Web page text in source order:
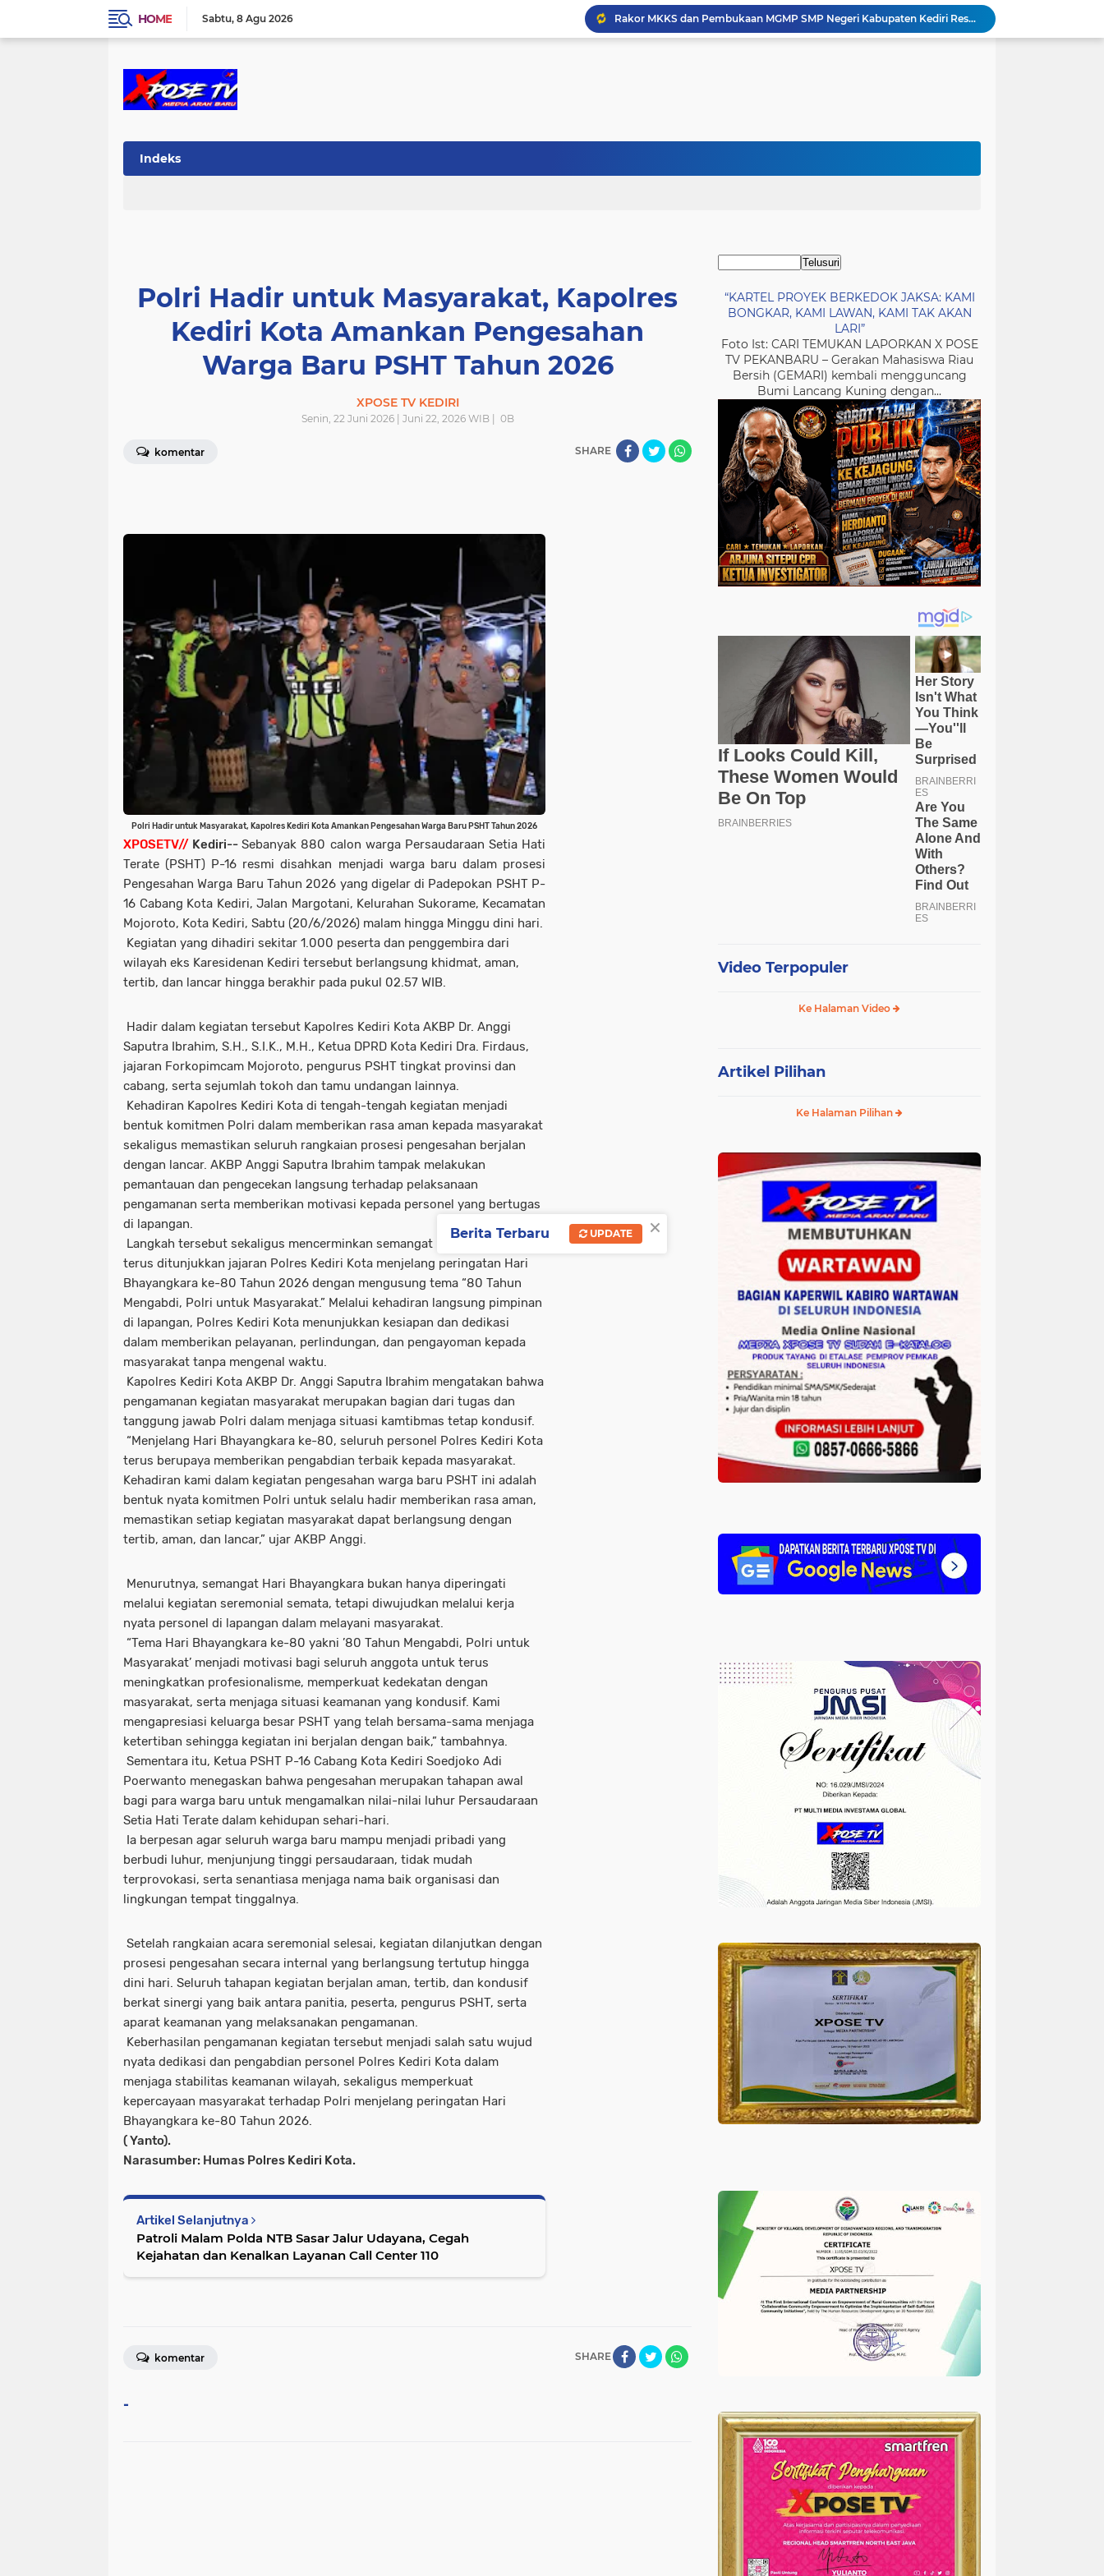
HOME Sabtu 8 Agu 2026
Kapolsek Bongomeme, Ipda Irvan Uwata, menghadiri rapat Badan Permusyawaratan Desa (BPD) Dungaliyo, Kabupaten Gorontalo, Jumat (7/8/2026).
Kasus Laporan Owner AA Konveksi Berlanjut, Kuasa Hukum LNET ID Optimistis Penyidikan Segera Masuk Tahap Berikutnya
Polsek Buduran Gelar Lomba Tradisional Pererat Soliditas Personel Dalam Semarak HUT Kemerdekaan RI ke-81
Indeks
Polri Hadir untuk Masyarakat, Kapolres
Kediri Kota Amankan Pengesahan
Warga Baru PSHT Tahun 2026
XPOSE TV KEDIRI
Senin, 22 Juni 2026 | Juni 22, 2026 WIB | 0B
komentar SHARE
Polri Hadir untuk Masyarakat, Kapolres Kediri Kota Amankan Pengesahan Warga Baru PSHT Tahun 2026
XPOSETV// Kediri--Sebanyak 880 calon warga Persaudaraan Setia Hati
Terate (PSHT) P-16 resmi disahkan menjadi warga baru dalam prosesi
Pengesahan Warga Baru Tahun 2026 yang digelar di Padepokan PSHT P-
16 Cabang Kota Kediri, Jalan Margotani, Kelurahan Sukorame, Kecamatan
Mojoroto, Kota Kediri, Sabtu (20/6/2026) malam hingga Minggu dini hari.
Kegiatan yang dihadiri sekitar 1.000 peserta dan penggembira dari
wilayah eks Karesidenan Kediri tersebut berlangsung khidmat, aman,
tertib, dan lancar hingga berakhir pada pukul 02.57 WIB.
Hadir dalam kegiatan tersebut Kapolres Kediri Kota AKBP Dr. Anggi
Saputra Ibrahim, S.H., S.I.K., M.H., Ketua DPRD Kota Kediri Dra. Firdaus,
jajaran Forkopimcam Mojoroto, pengurus PSHT tingkat provinsi dan
cabang, serta sejumlah tokoh dan tamu undangan lainnya.
Kehadiran Kapolres Kediri Kota di tengah-tengah kegiatan menjadi
bentuk komitmen Polri dalam memberikan rasa aman kepada masyarakat
sekaligus memastikan seluruh rangkaian prosesi pengesahan berjalan
dengan lancar. AKBP Anggi Saputra Ibrahim tampak melakukan
pemantauan dan pengecekan langsung terhadap pelaksanaan
pengamanan serta memberikan motivasi kepada personel yang bertugas
di lapangan.
Langkah tersebut sekaligus mencerminkan semangat pengabdian yang
terus ditunjukkan jajaran Polres Kediri Kota menjelang peringatan Hari
Bhayangkara ke-80 Tahun 2026 dengan mengusung tema “80 Tahun
Mengabdi, Polri untuk Masyarakat.” Melalui kehadiran langsung pimpinan
di lapangan, Polres Kediri Kota menunjukkan kesiapan dan dedikasi
dalam memberikan pelayanan, perlindungan, dan pengayoman kepada
masyarakat tanpa mengenal waktu.
Kapolres Kediri Kota AKBP Dr. Anggi Saputra Ibrahim mengatakan bahwa
pengamanan kegiatan masyarakat merupakan bagian dari tugas dan
tanggung jawab Polri dalam menjaga situasi kamtibmas tetap kondusif.
“Menjelang Hari Bhayangkara ke-80, seluruh personel Polres Kediri Kota
terus berupaya memberikan pengabdian terbaik kepada masyarakat.
Kehadiran kami dalam kegiatan pengesahan warga baru PSHT ini adalah
bentuk nyata komitmen Polri untuk selalu hadir memberikan rasa aman,
memastikan setiap kegiatan masyarakat dapat berlangsung dengan
tertib, aman, dan lancar,” ujar AKBP Anggi.
Menurutnya, semangat Hari Bhayangkara bukan hanya diperingati
melalui kegiatan seremonial semata, tetapi diwujudkan melalui kerja
nyata personel di lapangan dalam melayani masyarakat.
“Tema Hari Bhayangkara ke-80 yakni ’80 Tahun Mengabdi, Polri untuk
Masyarakat’ menjadi motivasi bagi seluruh anggota untuk terus
meningkatkan profesionalisme, memperkuat kedekatan dengan
masyarakat, serta menjaga situasi keamanan yang kondusif. Kami
mengapresiasi keluarga besar PSHT yang telah bersama-sama menjaga
ketertiban sehingga kegiatan ini berjalan dengan baik,” tambahnya.
Sementara itu, Ketua PSHT P-16 Cabang Kota Kediri Soedjoko Adi
Poerwanto menegaskan bahwa pengesahan merupakan tahapan awal
bagi para warga baru untuk mengamalkan nilai-nilai luhur Persaudaraan
Setia Hati Terate dalam kehidupan sehari-hari.
Ia berpesan agar seluruh warga baru mampu menjadi pribadi yang
berbudi luhur, menjunjung tinggi persaudaraan, tidak mudah
terprovokasi, serta senantiasa menjaga nama baik organisasi dan
lingkungan tempat tinggalnya.
Setelah rangkaian acara seremonial selesai, kegiatan dilanjutkan dengan
prosesi pengesahan secara internal yang berlangsung tertutup hingga
dini hari. Seluruh tahapan kegiatan berjalan aman, tertib, dan kondusif
berkat sinergi yang baik antara panitia, peserta, pengurus PSHT, serta
aparat keamanan yang melaksanakan pengamanan.
Keberhasilan pengamanan kegiatan tersebut menjadi salah satu wujud
nyata dedikasi dan pengabdian personel Polres Kediri Kota dalam
menjaga stabilitas keamanan wilayah, sekaligus memperkuat
kepercayaan masyarakat terhadap Polri menjelang peringatan Hari
Bhayangkara ke-80 Tahun 2026.
( Yanto).
Narasumber: Humas Polres Kediri Kota.
Artikel Selanjutnya
Patroli Malam Polda NTB Sasar Jalur Udayana, Cegah
Kejahatan dan Kenalkan Layanan Call Center 110
SHARE
komentar
-
“KARTEL PROYEK BERKEDOK JAKSA: KAMI
BONGKAR, KAMI LAWAN, KAMI TAK AKAN
LARI”
Foto Ist: CARI TEMUKAN LAPORKAN X POSE
TV PEKANBARU – Gerakan Mahasiswa Riau
Bersih (GEMARI) kembali mengguncang
Bumi Lancang Kuning dengan...
Video Terpopuler
Ke Halaman Video
Artikel Pilihan
Ke Halaman Pilihan
×
Berita Terbaru UPDATE